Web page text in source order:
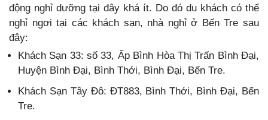
động nghỉ dưỡng tại đây khá ít. Do đó du khách có thể
nghỉ ngơi tại các khách sạn, nhà nghỉ ở Bến Tre sau
đây:
Khách Sạn 33: số 33, Ấp Bình Hòa Thị Trấn Bình Đại,
Huyện Bình Đại, Bình Thới, Bình Đại, Bến Tre.
Khách Sạn Tây Đô: ĐT883, Bình Thới, Bình Đại, Bến
Tre.